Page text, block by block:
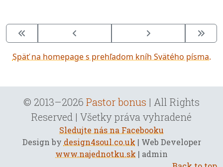
Späť na homepage s prehľadom kníh Svätého písma.
© 2013–2026 Pastor bonus | All Rights
Reserved | Všetky práva vyhradené
Sledujte nás na Facebooku
Design by design4soul.co.uk | Web Developer
www.najednotku.sk | admin